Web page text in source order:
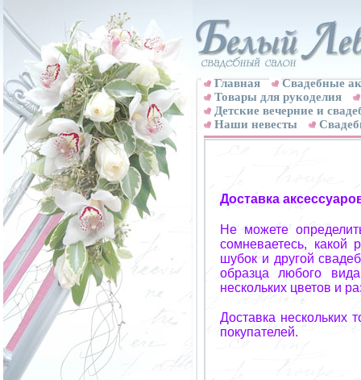
Главная
Свадебные
Товары для рукоделия
Детские вечерние и
Наши невесты
Доставка
Не можете
сомневаетесь, какой
шубок и другой
образца любого
нескольких цветов и
Доставка нескольких
покупателей.